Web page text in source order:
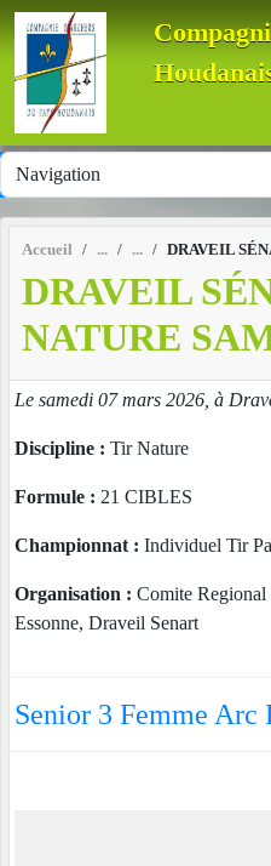
Accueil DRAVEIL
DRAVEIL
NATURE
Le samedi 07 mars 2026, à
Discipline : Tir Nature
Formule : 21 CIBLES
Championnat : Individuel Tir
Organisation : Comite
Essonne, Draveil Senart
Senior 3 Femme Arc
Panneau de gestion des cookies